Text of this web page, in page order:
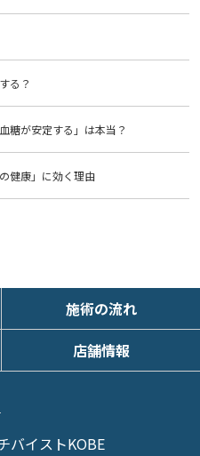
る？
糖が安定する」は本当？
健康」に効く理由
施術の流れ
店舗情報
バイストKOBE